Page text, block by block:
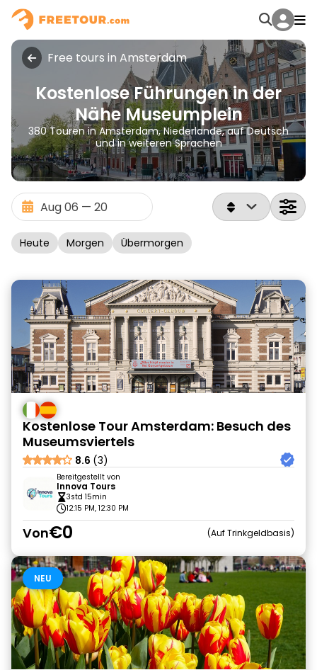
Free tours in Amsterdam
Kostenlose Führungen in der
Nähe Museumplein
380 Touren in Amsterdam, Niederlande, auf Deutsch
und in weiteren Sprachen
Heute Morgen Übermorgen
Kostenlose Tour Amsterdam: Besuch des
Museumsviertels
8.6 (3)
Bereitgestellt von
Innova Tours
3std 15min
12:15 PM, 12:30 PM
Von€0 Auf Trinkgeldbasis
NEU